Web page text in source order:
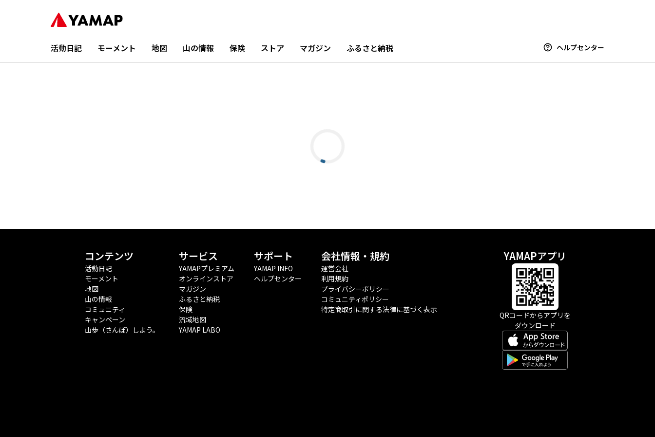
活動日記 モーメント 地図 山の情報 保険 ストア マガジン ふるさと納税 ヘルプセンター
コンテンツ
活動日記
モーメント
地図
山の情報
コミュニティ
キャンペーン
山歩（さんぽ）しよう。
サービス
YAMAPプレミアム
オンラインストア
マガジン
ふるさと納税
保険
流域地図
YAMAP LABO
サポート
YAMAP INFO
ヘルプセンター
会社情報・規約
運営会社
利用規約
プライバシーポリシー
コミュニティポリシー
特定商取引に関する法律に基づく表示
YAMAPアプリ
QRコードからアプリを
ダウンロード